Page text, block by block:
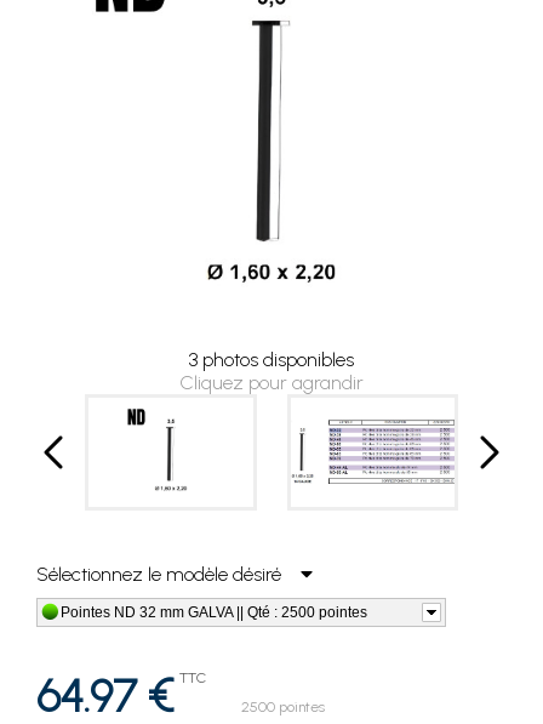
3 photos disponibles
Cliquez pour agrandir
Sélectionnez le modèle désiré
Pointes ND 32 mm GALVA || Qté : 2500 pointes
64.97 € TTC
2500 pointes